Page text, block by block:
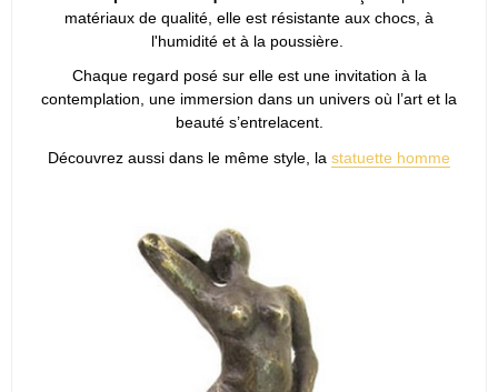
matériaux de qualité, elle est résistante aux chocs, à
l'humidité et à la poussière.
Chaque regard posé sur elle est une invitation à la
contemplation, une immersion dans un univers où l’art et la
beauté s’entrelacent.
Découvrez aussi dans le même style, la statuette homme